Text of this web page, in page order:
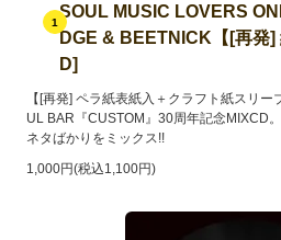
1
SOUL MUSIC LOVERS
DGE & BEETNICK【[再発]
D]
【[再発] ペラ紙表紙入＋クラフト紙スリ
UL BAR『CUSTOM』30周年記念MIXCD
ネタばかりをミックス!!
1,000円(税込1,100円)